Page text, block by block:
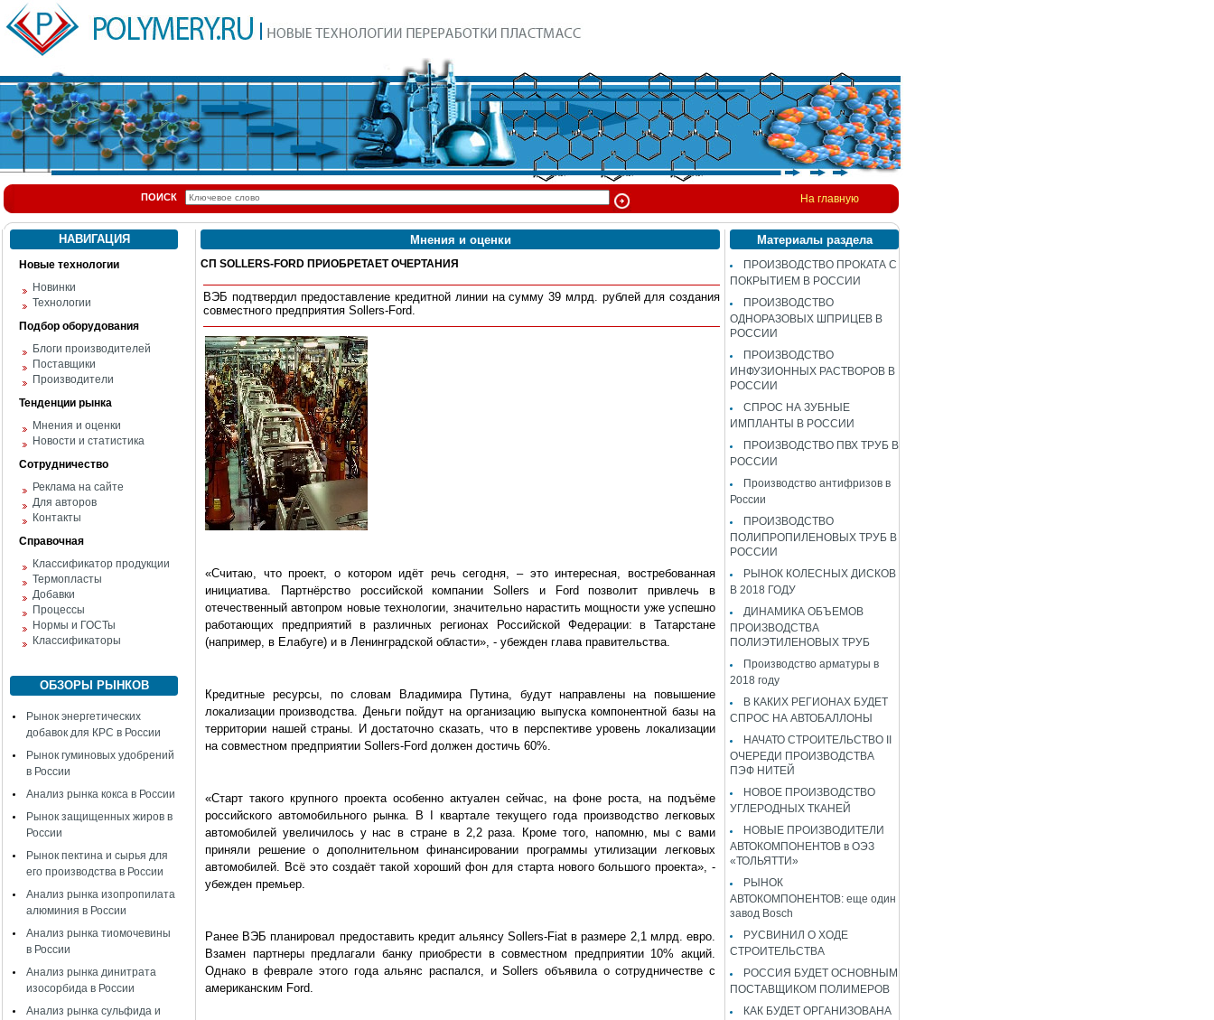
ПОИСК На главную
НАВИГАЦИЯ
Новые технологии
Новинки
Технологии
Подбор оборудования
Блоги производителей
Поставщики
Производители
Тенденции рынка
Мнения и оценки
Новости и статистика
Сотрудничество
Реклама на сайте
Для авторов
Контакты
Справочная
Классификатор продукции
Термопласты
Добавки
Процессы
Нормы и ГОСТы
Классификаторы
ОБЗОРЫ РЫНКОВ
Рынок энергетических
добавок для КРС в России
Рынок гуминовых удобрений
в России
Анализ рынка кокса в России
Рынок защищенных жиров в
России
Рынок пектина и сырья для
его производства в России
Анализ рынка изопропилата
алюминия в России
Анализ рынка тиомочевины
в России
Анализ рынка динитрата
изосорбида в России
Анализ рынка сульфида и
Мнения и оценки
СП SOLLERS-FORD ПРИОБРЕТАЕТ ОЧЕРТАНИЯ
ВЭБ подтвердил предоставление кредитной линии на сумму 39 млрд. рублей для создания
совместного предприятия Sollers-Ford.
«Считаю, что проект, о котором идёт речь сегодня, – это интересная, востребованная
инициатива. Партнёрство российской компании Sollers и Ford позволит привлечь в
отечественный автопром новые технологии, значительно нарастить мощности уже успешно
работающих предприятий в различных регионах Российской Федерации: в Татарстане
(например, в Елабуге) и в Ленинградской области», - убежден глава правительства.
Кредитные ресурсы, по словам Владимира Путина, будут направлены на повышение
локализации производства. Деньги пойдут на организацию выпуска компонентной базы на
территории нашей страны. И достаточно сказать, что в перспективе уровень локализации
на совместном предприятии Sollers-Ford должен достичь 60%.
«Старт такого крупного проекта особенно актуален сейчас, на фоне роста, на подъёме
российского автомобильного рынка. В I квартале текущего года производство легковых
автомобилей увеличилось у нас в стране в 2,2 раза. Кроме того, напомню, мы с вами
приняли решение о дополнительном финансировании программы утилизации легковых
автомобилей. Всё это создаёт такой хороший фон для старта нового большого проекта», -
убежден премьер.
Ранее ВЭБ планировал предоставить кредит альянсу Sollers-Fiat в размере 2,1 млрд. евро.
Взамен партнеры предлагали банку приобрести в совместном предприятии 10% акций.
Однако в феврале этого года альянс распался, и Sollers объявила о сотрудничестве с
американским Ford.
Материалы раздела
ПРОИЗВОДСТВО ПРОКАТА С
ПОКРЫТИЕМ В РОССИИ
ПРОИЗВОДСТВО
ОДНОРАЗОВЫХ ШПРИЦЕВ В
РОССИИ
ПРОИЗВОДСТВО
ИНФУЗИОННЫХ РАСТВОРОВ В
РОССИИ
СПРОС НА ЗУБНЫЕ
ИМПЛАНТЫ В РОССИИ
ПРОИЗВОДСТВО ПВХ ТРУБ В
РОССИИ
Производство антифризов в
России
ПРОИЗВОДСТВО
ПОЛИПРОПИЛЕНОВЫХ ТРУБ В
РОССИИ
РЫНОК КОЛЕСНЫХ ДИСКОВ
В 2018 ГОДУ
ДИНАМИКА ОБЪЕМОВ
ПРОИЗВОДСТВА
ПОЛИЭТИЛЕНОВЫХ ТРУБ
Производство арматуры в
2018 году
В КАКИХ РЕГИОНАХ БУДЕТ
СПРОС НА АВТОБАЛЛОНЫ
НАЧАТО СТРОИТЕЛЬСТВО II
ОЧЕРЕДИ ПРОИЗВОДСТВА
ПЭФ НИТЕЙ
НОВОЕ ПРОИЗВОДСТВО
УГЛЕРОДНЫХ ТКАНЕЙ
НОВЫЕ ПРОИЗВОДИТЕЛИ
АВТОКОМПОНЕНТОВ в ОЭЗ
«ТОЛЬЯТТИ»
РЫНОК
АВТОКОМПОНЕНТОВ: еще один
завод Bosch
РУСВИНИЛ О ХОДЕ
СТРОИТЕЛЬСТВА
РОССИЯ БУДЕТ ОСНОВНЫМ
ПОСТАВЩИКОМ ПОЛИМЕРОВ
КАК БУДЕТ ОРГАНИЗОВАНА